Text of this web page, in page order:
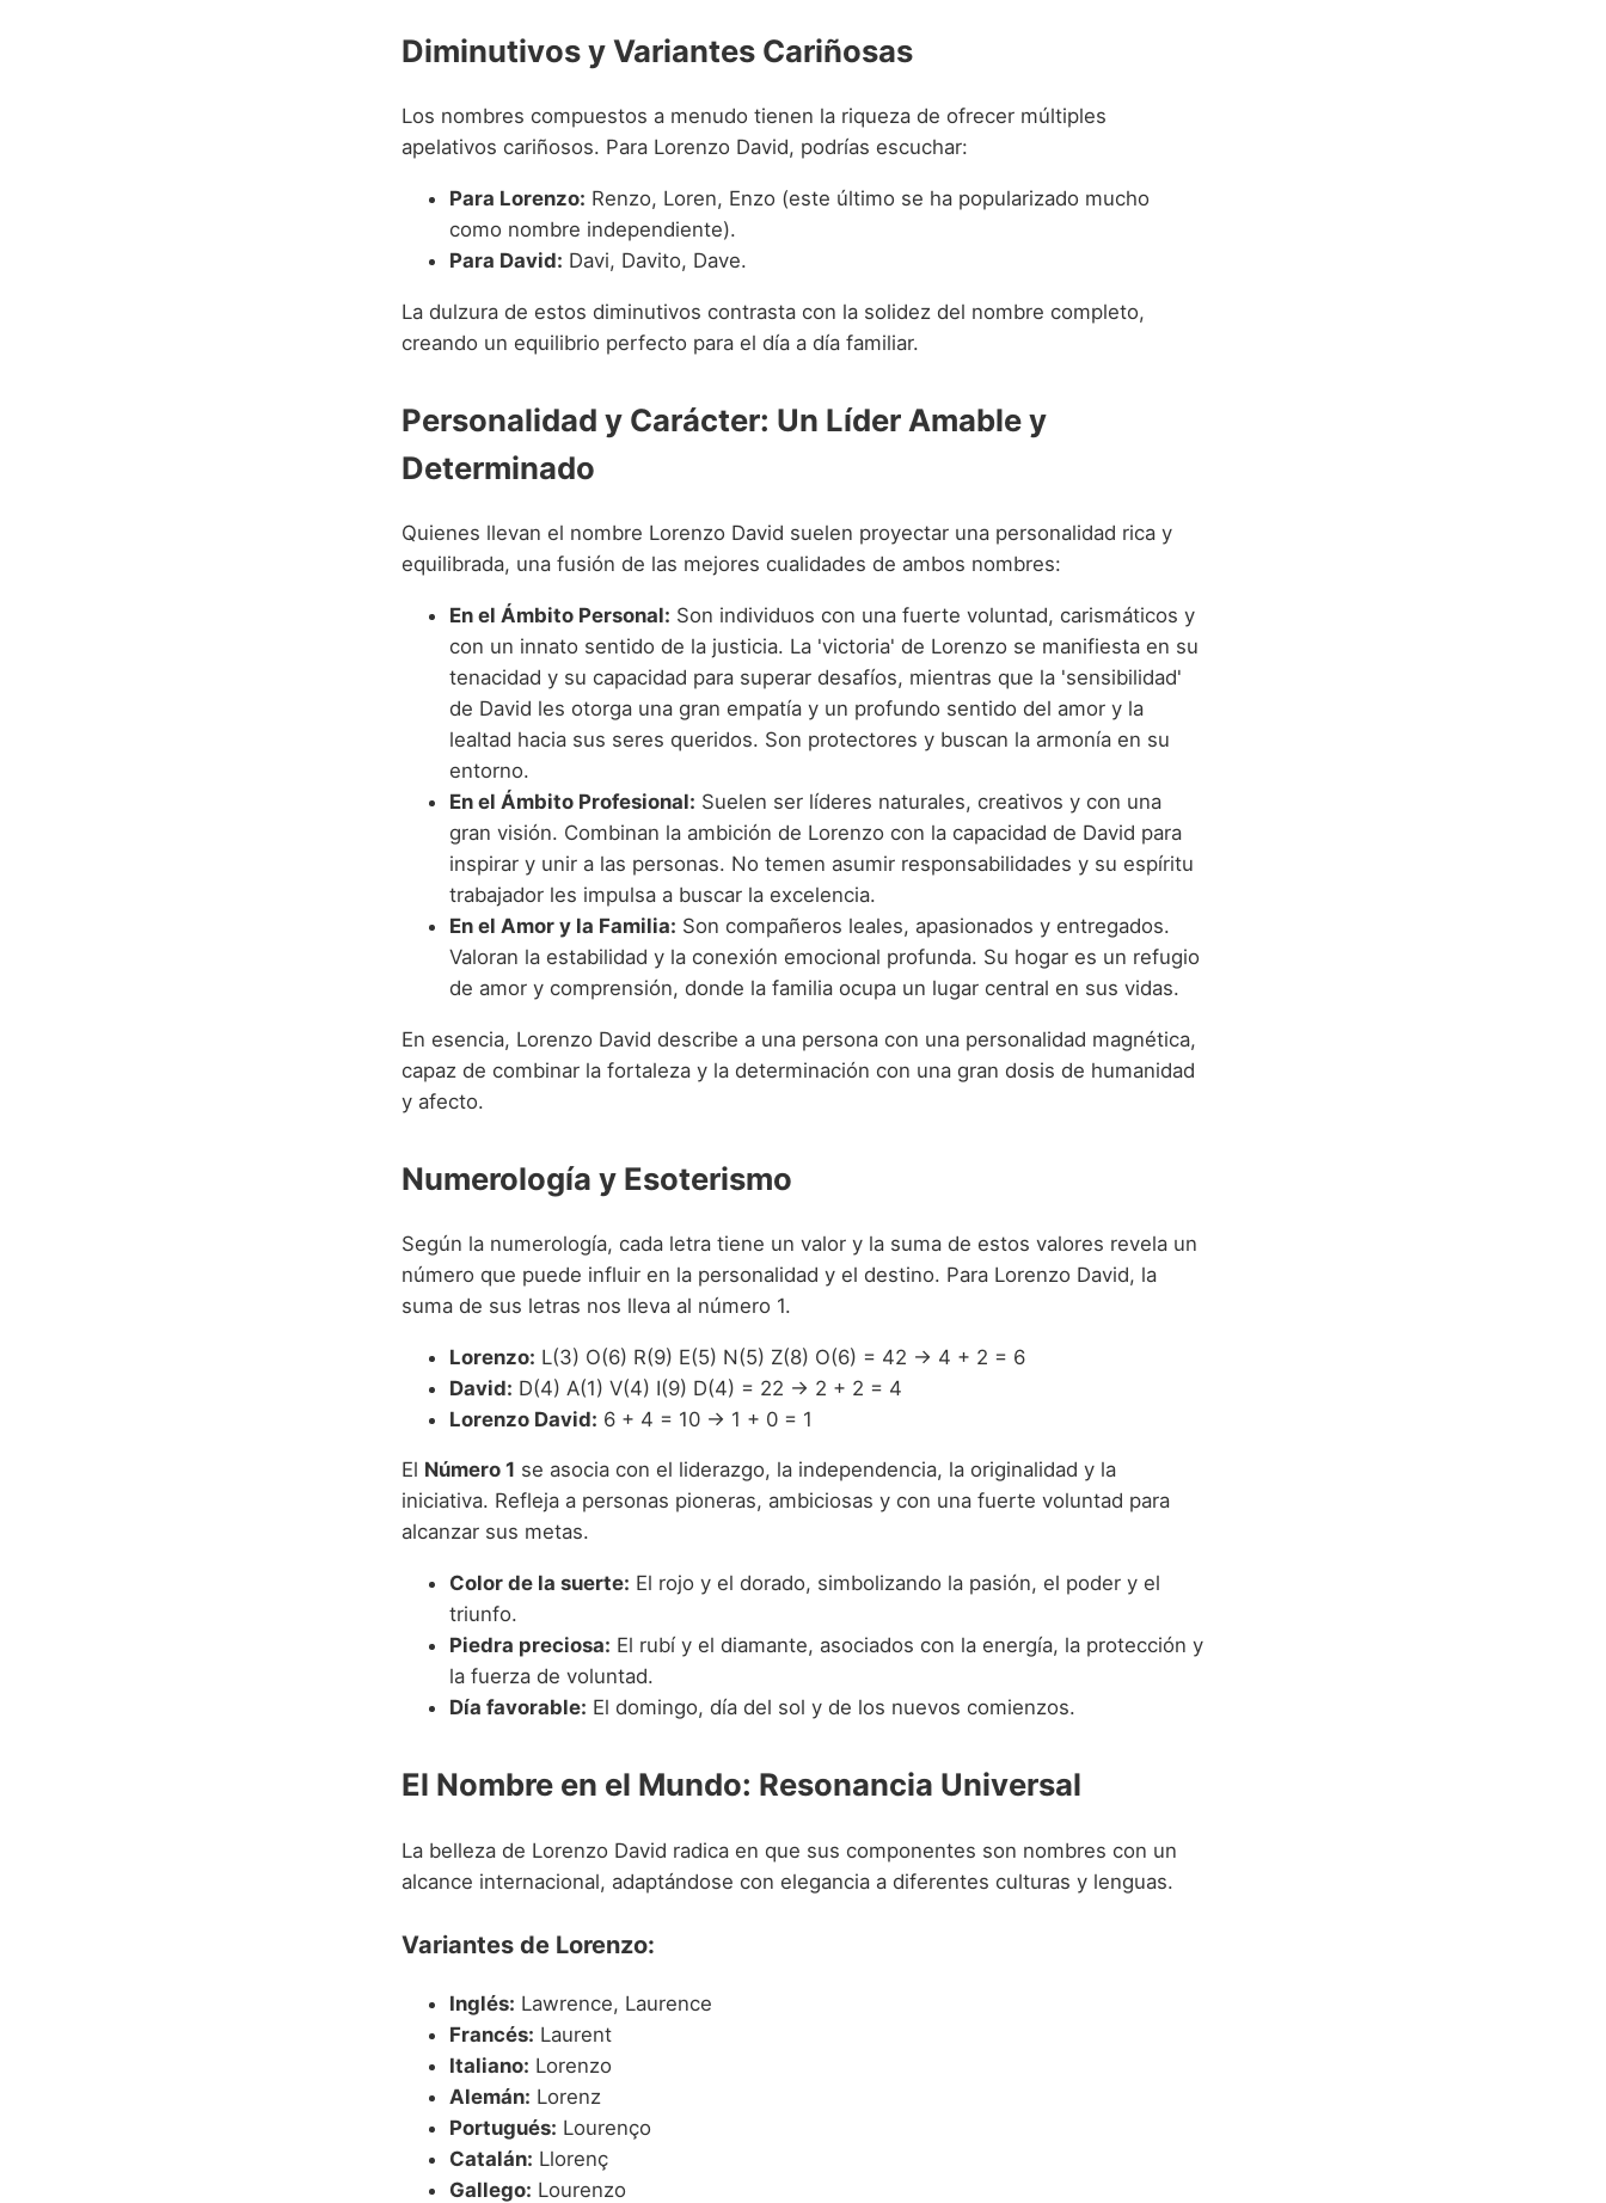
Diminutivos y Variantes Cariñosas
Los nombres compuestos a menudo tienen la riqueza de ofrecer múltiples
apelativos cariñosos. Para Lorenzo David, podrías escuchar:
Para Lorenzo: Renzo, Loren, Enzo (este último se ha popularizado mucho
como nombre independiente).
Para David: Davi, Davito, Dave.
La dulzura de estos diminutivos contrasta con la solidez del nombre completo,
creando un equilibrio perfecto para el día a día familiar.
Personalidad y Carácter: Un Líder Amable y
Determinado
Quienes llevan el nombre Lorenzo David suelen proyectar una personalidad rica y
equilibrada, una fusión de las mejores cualidades de ambos nombres:
En el Ámbito Personal: Son individuos con una fuerte voluntad, carismáticos y
con un innato sentido de la justicia. La 'victoria' de Lorenzo se manifiesta en su
tenacidad y su capacidad para superar desafíos, mientras que la 'sensibilidad'
de David les otorga una gran empatía y un profundo sentido del amor y la
lealtad hacia sus seres queridos. Son protectores y buscan la armonía en su
entorno.
En el Ámbito Profesional: Suelen ser líderes naturales, creativos y con una
gran visión. Combinan la ambición de Lorenzo con la capacidad de David para
inspirar y unir a las personas. No temen asumir responsabilidades y su espíritu
trabajador les impulsa a buscar la excelencia.
En el Amor y la Familia: Son compañeros leales, apasionados y entregados.
Valoran la estabilidad y la conexión emocional profunda. Su hogar es un refugio
de amor y comprensión, donde la familia ocupa un lugar central en sus vidas.
En esencia, Lorenzo David describe a una persona con una personalidad magnética,
capaz de combinar la fortaleza y la determinación con una gran dosis de humanidad
y afecto.
Numerología y Esoterismo
Según la numerología, cada letra tiene un valor y la suma de estos valores revela un
número que puede influir en la personalidad y el destino. Para Lorenzo David, la
suma de sus letras nos lleva al número 1.
Lorenzo: L(3) O(6) R(9) E(5) N(5) Z(8) O(6) = 42 → 4 + 2 = 6
David: D(4) A(1) V(4) I(9) D(4) = 22 → 2 + 2 = 4
Lorenzo David: 6 + 4 = 10 → 1 + 0 = 1
El Número 1 se asocia con el liderazgo, la independencia, la originalidad y la
iniciativa. Refleja a personas pioneras, ambiciosas y con una fuerte voluntad para
alcanzar sus metas.
Color de la suerte: El rojo y el dorado, simbolizando la pasión, el poder y el
triunfo.
Piedra preciosa: El rubí y el diamante, asociados con la energía, la protección y
la fuerza de voluntad.
Día favorable: El domingo, día del sol y de los nuevos comienzos.
El Nombre en el Mundo: Resonancia Universal
La belleza de Lorenzo David radica en que sus componentes son nombres con un
alcance internacional, adaptándose con elegancia a diferentes culturas y lenguas.
Variantes de Lorenzo:
Inglés: Lawrence, Laurence
Francés: Laurent
Italiano: Lorenzo
Alemán: Lorenz
Portugués: Lourenço
Catalán: Llorenç
Gallego: Lourenzo